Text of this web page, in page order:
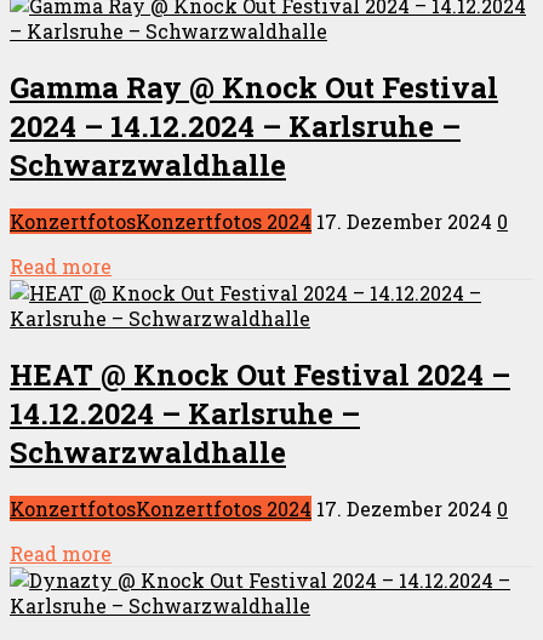
Gamma Ray @ Knock Out Festival
2024 – 14.12.2024 – Karlsruhe –
Schwarzwaldhalle
KonzertfotosKonzertfotos 2024 17. Dezember 2024 0
Read more
HEAT @ Knock Out Festival 2024 –
14.12.2024 – Karlsruhe –
Schwarzwaldhalle
KonzertfotosKonzertfotos 2024 17. Dezember 2024 0
Read more